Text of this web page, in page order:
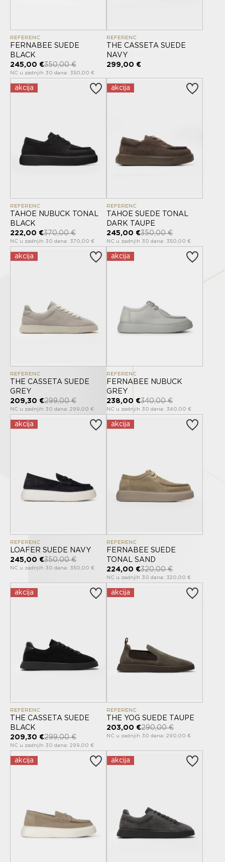
REFERENC
FERNABEE SUEDE
BLACK
245,00 €350,00 €
NC u zadnjih 30 dana: 350,00 €
REFERENC
THE CASSETA SUEDE
NAVY
299,00 €
akcija
REFERENC
TAHOE NUBUCK TONAL
BLACK
222,00 €370,00 €
NC u zadnjih 30 dana: 370,00 €
akcija
REFERENC
TAHOE SUEDE TONAL
DARK TAUPE
245,00 €350,00 €
NC u zadnjih 30 dana: 350,00 €
akcija
REFERENC
THE CASSETA SUEDE
GREY
209,30 €299,00 €
NC u zadnjih 30 dana: 299,00 €
akcija
REFERENC
FERNABEE NUBUCK
GREY
238,00 €340,00 €
NC u zadnjih 30 dana: 340,00 €
akcija
REFERENC
LOAFER SUEDE NAVY
245,00 €350,00 €
NC u zadnjih 30 dana: 350,00 €
akcija
REFERENC
FERNABEE SUEDE
TONAL SAND
224,00 €320,00 €
NC u zadnjih 30 dana: 320,00 €
akcija
REFERENC
THE CASSETA SUEDE
BLACK
209,30 €299,00 €
NC u zadnjih 30 dana: 299,00 €
akcija
REFERENC
THE YOG SUEDE TAUPE
203,00 €290,00 €
NC u zadnjih 30 dana: 290,00 €
akcija akcija